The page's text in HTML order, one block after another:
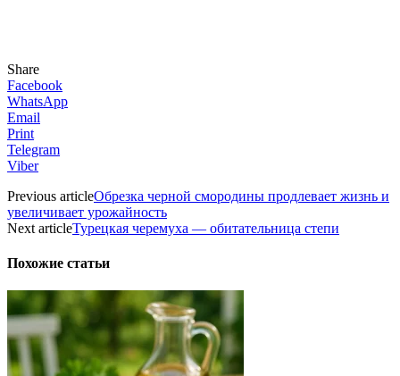
Share
Facebook
WhatsApp
Email
Print
Telegram
Viber
Previous articleОбрезка черной смородины продлевает жизнь и
увеличивает урожайность
Next articleТурецкая черемуха — обитательница степи
Похожие статьи